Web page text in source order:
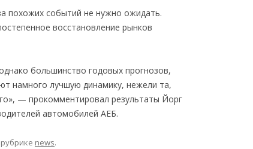
похожих событий не нужно ожидать.
восстановление рынков
большинство годовых прогнозов,
намного лучшую динамику, нежели та,
— прокомментировал результаты Йорг
автомобилей АЕБ.
news.